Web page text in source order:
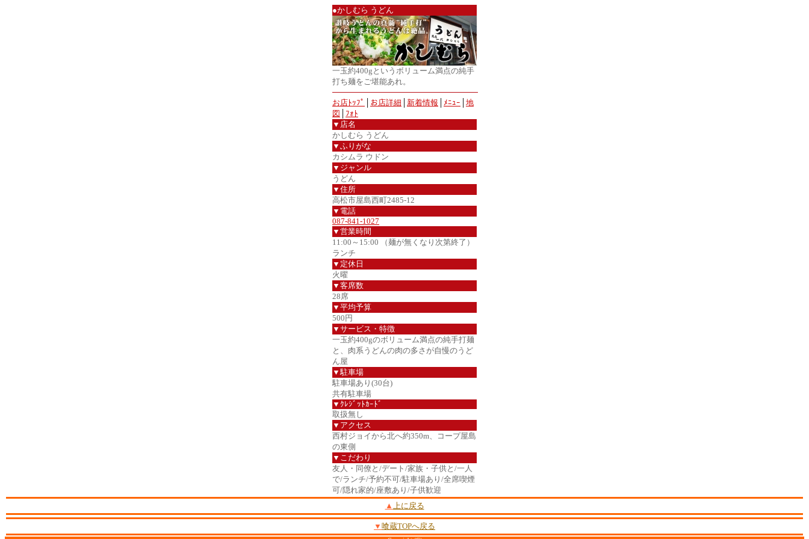
●かしむら うどん
一玉約400gというボリューム満点の純手
打ち麺をご堪能あれ。
お店ﾄｯﾌﾟ お店詳細 新着情報 ﾒﾆｭｰ
地
図
ﾌｫﾄ
▼店名
かしむら うどん
▼ふりがな
カシムラ ウドン
▼ジャンル
うどん
▼住所
高松市屋島西町2485-12
▼電話
087-841-1027
▼営業時間
11:00～15:00 （麺が無くなり次第終了）
ランチ
▼定休日
火曜
▼客席数
28席
▼平均予算
500円
▼サービス・特徴
一玉約400gのボリューム満点の純手打麺
と、肉系うどんの肉の多さが自慢のうど
ん屋
▼駐車場
駐車場あり(30台)
共有駐車場
▼ｸﾚｼﾞｯﾄｶｰﾄﾞ
取扱無し
▼アクセス
西村ジョイから北へ約350m、コープ屋島
の東側
▼こだわり
友人・同僚と/デート/家族・子供と/一人
で/ランチ/予約不可/駐車場あり/全席喫煙
可/隠れ家的/座敷あり/子供歓迎
▲ 上に戻る
▼ 喰蔵TOPへ戻る